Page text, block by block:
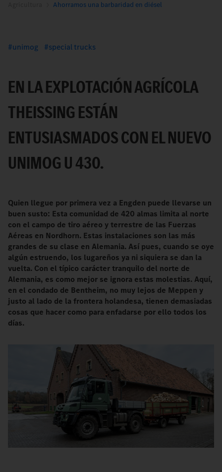
Ahorramos una barbaridad en diésel
unimog special trucks
EN LA EXPLOTACIÓN AGRÍCOLA
THEISSING ESTÁN E
NTUSIASMADOS CON EL NUEVO U
NIMOG U 430.
Quien llegue por primera vez a Engden puede llevarse un
buen susto: Esta comunidad de 420 almas limita al norte
con el campo de tiro aéreo y terrestre de las Fuerzas
Aéreas en Nordhorn. Estas instalaciones son las más
grandes de su clase en Alemania. Así pues, cuando se oye
algún estruendo, los lugareños ya ni siquiera se dan la
vuelta. Con el típico carácter tranquilo del norte de
Alemania, es como mejor se ignora estas molestias. Aquí,
en el condado de Bentheim, no muy lejos de Meppen y
justo al lado de la frontera holandesa, tienen demasiadas
cosas que hacer como para enfadarse por ello todos los
días.